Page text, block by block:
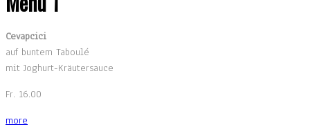
Cevapcici
auf buntem Taboulé
mit Joghurt-Kräutersauce
Fr. 16.00
more